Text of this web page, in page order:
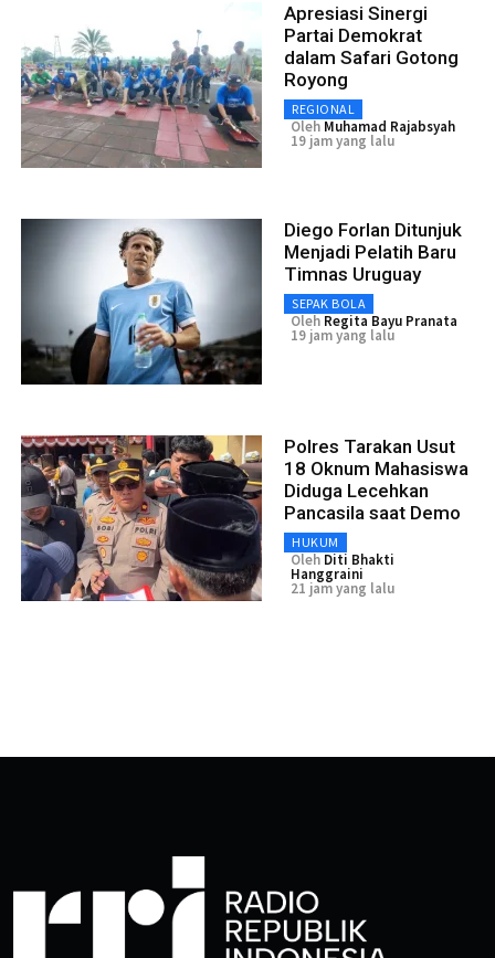
Apresiasi Sinergi
Partai Demokrat
dalam Safari Gotong
Royong
REGIONAL
Oleh Muhamad Rajabsyah
19 jam yang lalu
Diego Forlan Ditunjuk
Menjadi Pelatih Baru
Timnas Uruguay
SEPAK BOLA
Oleh Regita Bayu Pranata
19 jam yang lalu
Polres Tarakan Usut
18 Oknum Mahasiswa
Diduga Lecehkan
Pancasila saat Demo
HUKUM
Oleh Diti Bhakti
Hanggraini
21 jam yang lalu